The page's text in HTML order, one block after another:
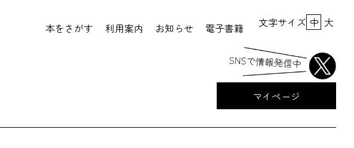
本をさがす 利用案内 お知らせ 電子書籍 文字サイズ 中 大
マイページ